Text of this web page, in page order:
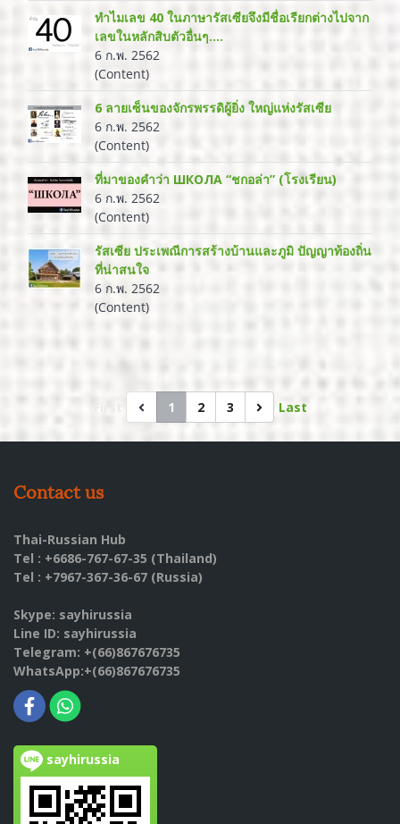
ทำไมเลข 40 ในภาษารัสเซียจึงมีชื่อเรียกต่างไปจาก
เลขในหลักสิบตัวอื่นๆ....
6 ก.พ. 2562
(Content)
6 ลายเซ็นของจักรพรรดิผู้ยิ่ง ใหญ่แห่งรัสเซีย
6 ก.พ. 2562
(Content)
ที่มาของคำว่า ШКОЛА “ชกอล่า” (โรงเรียน)
6 ก.พ. 2562
(Content)
รัสเซีย ประเพณีการสร้างบ้านและภูมิ ปัญญาท้องถิ่น
ที่น่าสนใจ
6 ก.พ. 2562
(Content)
1 2 3 Last
Contact us
Thai-Russian Hub
Tel : +6686-767-67-35 (Thailand)
Tel : +7967-367-36-67 (Russia)
Skype: sayhirussia
Line ID: sayhirussia
Telegram: +(66)867676735
WhatsApp:+(66)867676735
sayhirussia